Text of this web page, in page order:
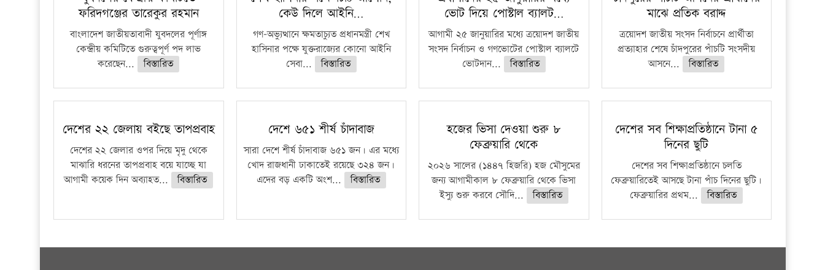
ফরিদগঞ্জের তারেকুর রহমান
বাংলাদেশ জাতীয়তাবাদী যুবদলের পূর্ণাঙ্গ
কেন্দ্রীয় কমিটিতে গুরুত্বপূর্ণ পদ লাভ
করেছেন...
বিস্তারিত
কেউ দিলে আইনি…
গণ-অভ্যুত্থানে ক্ষমতাচ্যুত প্রধানমন্ত্রী শেখ
হাসিনার পক্ষে যুক্তরাজ্যের কোনো আইনি
সেবা...
বিস্তারিত
ভোট দিয়ে পোস্টাল ব্যালট…
আগামী ২৫ জানুয়ারির মধ্যে ত্রয়োদশ জাতীয়
সংসদ নির্বাচন ও গণভোটের পোস্টাল ব্যালটে
ভোটদান...
বিস্তারিত
মাঝে প্রতিক বরাদ্দ
ত্রয়োদশ জাতীয় সংসদ নির্বাচনে প্রার্থীতা
প্রত্যাহার শেষে চাঁদপুরের পাঁচটি সংসদীয়
আসনে...
বিস্তারিত
দেশের ২২ জেলায় বইছে তাপপ্রবাহ
দেশের ২২ জেলার ওপর দিয়ে মৃদু থেকে
মাঝারি ধরনের তাপপ্রবাহ বয়ে যাচ্ছে যা
আগামী কয়েক দিন অব্যাহত...
বিস্তারিত
দেশে ৬৫১ শীর্ষ চাঁদাবাজ
সারা দেশে শীর্ষ চাঁদাবাজ ৬৫১ জন। এর মধ্যে
খোদ রাজধানী ঢাকাতেই রয়েছে ৩২৪ জন।
এদের বড় একটি অংশ...
বিস্তারিত
হজের ভিসা দেওয়া শুরু ৮
ফেব্রুয়ারি থেকে
২০২৬ সালের (১৪৪৭ হিজরি) হজ মৌসুমের
জন্য আগামীকাল ৮ ফেব্রুয়ারি থেকে ভিসা
ইস্যু শুরু করবে সৌদি...
বিস্তারিত
দেশের সব শিক্ষাপ্রতিষ্ঠানে টানা ৫
দিনের ছুটি
দেশের সব শিক্ষাপ্রতিষ্ঠানে চলতি
ফেব্রুয়ারিতেই আসছে টানা পাঁচ দিনের ছুটি।
ফেব্রুয়ারির প্রথম...
বিস্তারিত